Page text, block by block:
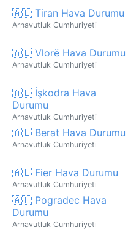
🇦🇱 Tiran Hava Durumu
Arnavutluk Cumhuriyeti
🇦🇱 Vlorë Hava Durumu
Arnavutluk Cumhuriyeti
🇦🇱 İşkodra Hava
Durumu
Arnavutluk Cumhuriyeti
🇦🇱 Berat Hava Durumu
Arnavutluk Cumhuriyeti
🇦🇱 Fier Hava Durumu
Arnavutluk Cumhuriyeti
🇦🇱 Pogradec Hava
Durumu
Arnavutluk Cumhuriyeti